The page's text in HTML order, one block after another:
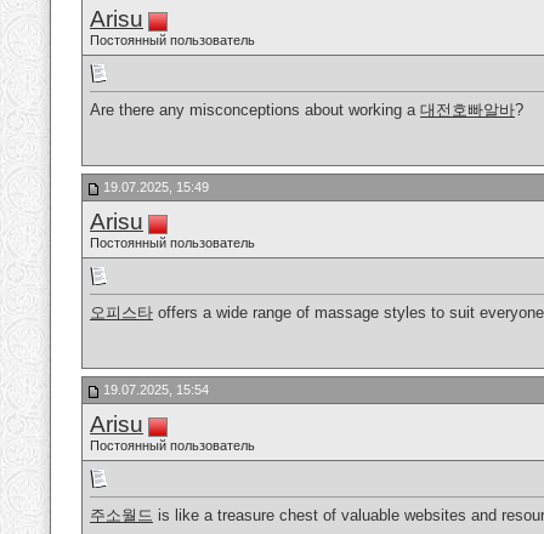
Arisu
Постоянный пользователь
Are there any misconceptions about working a 대전호빠알바?
19.07.2025, 15:49
Arisu
Постоянный пользователь
오피스타 offers a wide range of massage styles to suit
19.07.2025, 15:54
Arisu
Постоянный пользователь
주소월드 is like a treasure chest of valuable websites and